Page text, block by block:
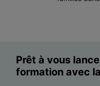
Prêt à vous
formation avec